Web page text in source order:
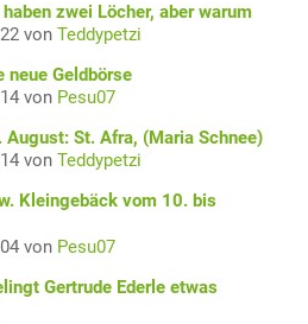
zwei Löcher, aber warum
von Teddypetzi
neue Geldbörse
von Pesu07
August: St. Afra, (Maria Schnee)
von Teddypetzi
Kleingebäck vom 10. bis
von Pesu07
Gertrude Ederle etwas